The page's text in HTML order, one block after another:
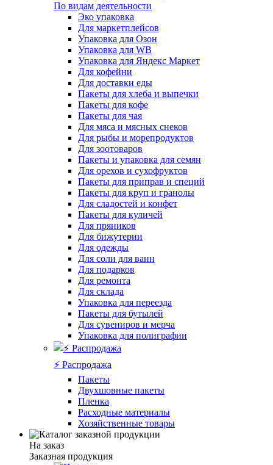
По видам деятельности
Эко упаковка
Для маркетплейсов
Упаковка для Озон
Упаковка для WB
Упаковка для Яндекс Маркет
Для кофейни
Для доставки еды
Пакеты для хлеба и выпечки
Пакеты для кофе
Пакеты для чая
Для мяса и мясных снеков
Для рыбы и морепродуктов
Для зоотоваров
Пакеты и упаковка для семян
Для орехов и сухофруктов
Пакеты для приправ и специй
Пакеты для круп и гранолы
Для сладостей и конфет
Пакеты для куличей
Для пряников
Для бижутерии
Для одежды
Для соли для ванн
Для подарков
Для ремонта
Для склада
Упаковка для переезда
Пакеты для бутылей
Для сувениров и мерча
Упаковка для полиграфии
⚡️ Распродажа
Пакеты
Двухшовные пакеты
Пленка
Расходные материалы
Хозяйственные товары
На заказ
Заказная продукция